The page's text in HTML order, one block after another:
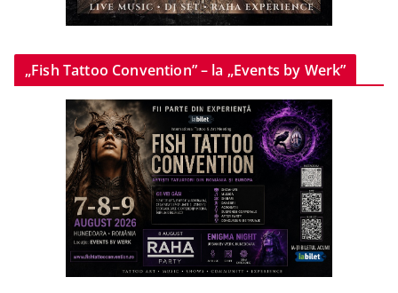
„Fish Tattoo Convention” – la „Events by Werk”